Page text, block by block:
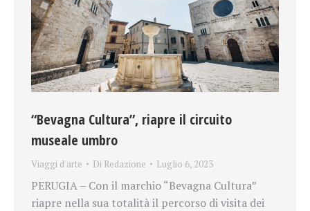
“Bevagna Cultura”, riapre il circuito
museale umbro
Viaggi d'arte Di Redazione Luglio 6, 2023
PERUGIA – Con il marchio “Bevagna Cultura”
riapre nella sua totalità il percorso di visita dei